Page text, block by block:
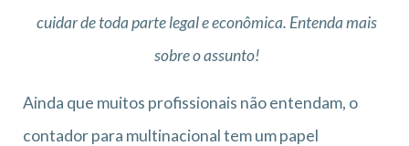
cuidar de toda parte legal e econômica. Entenda mais
sobre o assunto!
Ainda que muitos profissionais não entendam, o
contador para multinacional tem um papel